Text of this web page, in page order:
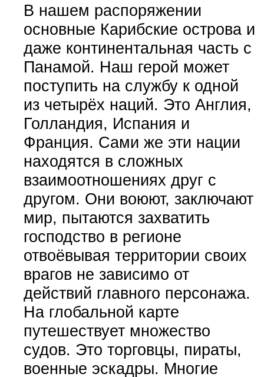
В нашем распоряжении
основные Карибские острова и
даже континентальная часть с
Панамой. Наш герой может
поступить на службу к одной
из четырёх наций. Это Англия,
Голландия, Испания и
Франция. Сами же эти нации
находятся в сложных
взаимоотношениях друг с
другом. Они воюют, заключают
мир, пытаются захватить
господство в регионе
отвоёвывая территории своих
врагов не зависимо от
действий главного персонажа.
На глобальной карте
путешествует множество
судов. Это торговцы, пираты,
военные эскадры. Многие